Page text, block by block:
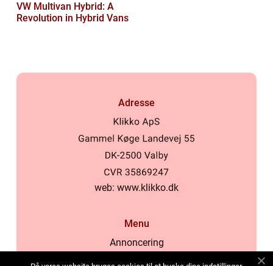
VW Multivan Hybrid: A
Revolution in Hybrid Vans
Adresse
web: www.klikko.dk
Menu
Annoncering